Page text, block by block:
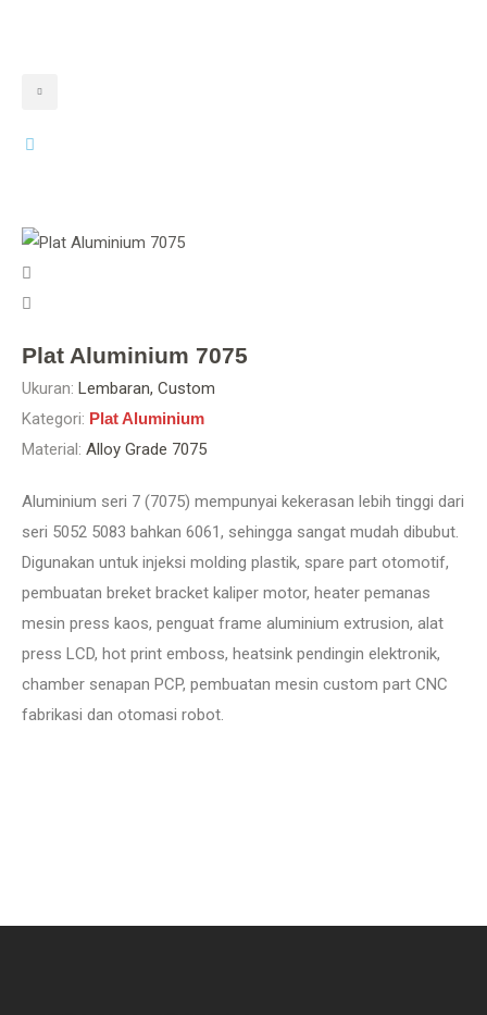
Plat Aluminium 7075
Ukuran: Lembaran, Custom
Kategori: Plat Aluminium
Material: Alloy Grade 7075
Aluminium seri 7 (7075) mempunyai kekerasan lebih tinggi dari
seri 5052 5083 bahkan 6061, sehingga sangat mudah dibubut.
Digunakan untuk injeksi molding plastik, spare part otomotif,
pembuatan breket bracket kaliper motor, heater pemanas
mesin press kaos, penguat frame aluminium extrusion, alat
press LCD, hot print emboss, heatsink pendingin elektronik,
chamber senapan PCP, pembuatan mesin custom part CNC
fabrikasi dan otomasi robot.